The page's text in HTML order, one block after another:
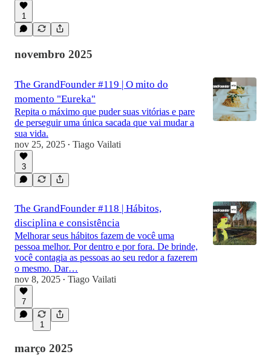
1
novembro 2025
The GrandFounder #119 | O mito do
momento "Eureka"
Repita o máximo que puder suas vitórias e pare
de perseguir uma única sacada que vai mudar a
sua vida.
nov 25, 2025 • Tiago Vailati
3
The GrandFounder #118 | Hábitos,
disciplina e consistência
Melhorar seus hábitos fazem de você uma
pessoa melhor. Por dentro e por fora. De brinde,
você contagia as pessoas ao seu redor a fazerem
o mesmo. Dar…
nov 8, 2025 • Tiago Vailati
7
1
março 2025